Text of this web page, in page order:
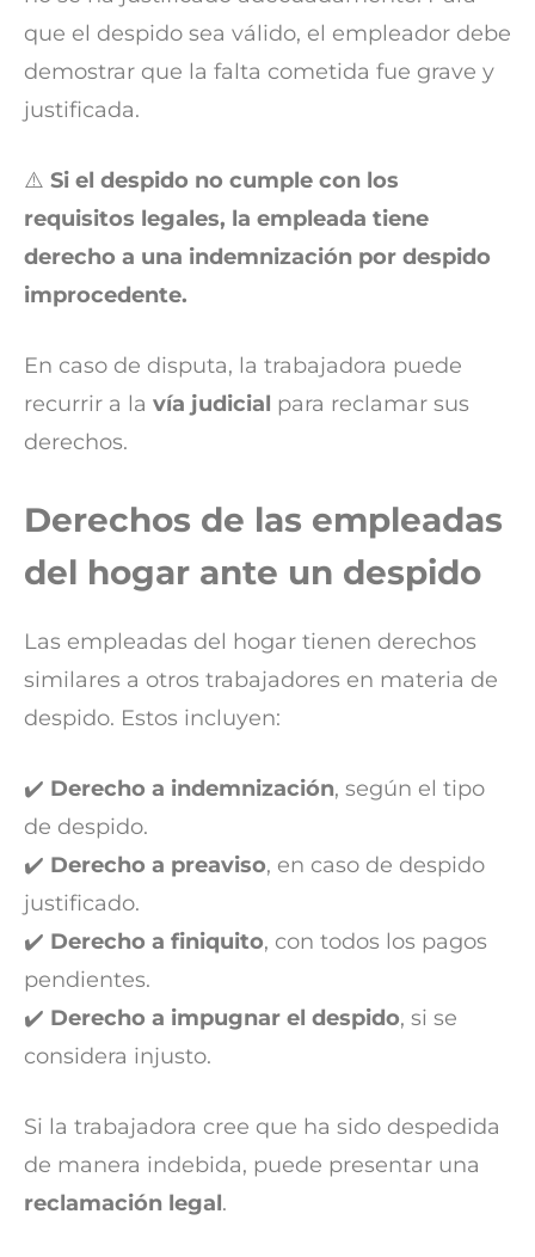
que el despido sea válido, el empleador debe
demostrar que la falta cometida fue grave y
justificada.
⚠️ Si el despido no cumple con los
requisitos legales, la empleada tiene
derecho a una indemnización por despido
improcedente.
En caso de disputa, la trabajadora puede
recurrir a la vía judicial para reclamar sus
derechos.
Derechos de las empleadas
del hogar ante un despido
Las empleadas del hogar tienen derechos
similares a otros trabajadores en materia de
despido. Estos incluyen:
✔️ Derecho a indemnización, según el tipo
de despido.
✔️ Derecho a preaviso, en caso de despido
justificado.
✔️ Derecho a finiquito, con todos los pagos
pendientes.
✔️ Derecho a impugnar el despido, si se
considera injusto.
Si la trabajadora cree que ha sido despedida
de manera indebida, puede presentar una
reclamación legal.